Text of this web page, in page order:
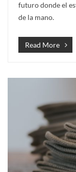
futuro donde el
de la mano.
Read More